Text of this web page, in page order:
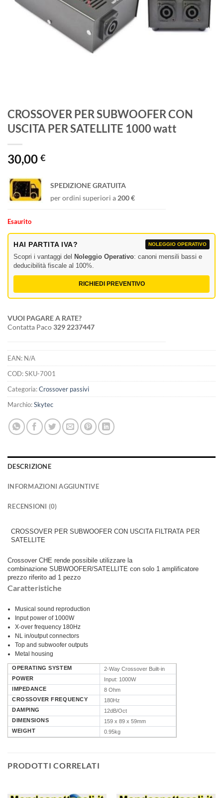
CROSSOVER PER SUBWOOFER CON
USCITA PER SATELLITE 1000 watt
30,00 €
SPEDIZIONE GRATUITA
per ordini superiori a200 €
Esaurito
HAI PARTITA IVA? NOLEGGIO OPERATIVO
Scopri i vantaggi del Noleggio Operativo: canoni mensili bassi e
deducibilità fiscale al 100%.
RICHIEDI PREVENTIVO
VUOI PAGARE A RATE?
Contatta Paco329 2237447
EAN: N/A
COD:SKU-7001
Categoria:Crossover passivi
Marchio:Skytec
DESCRIZIONE
INFORMAZIONI AGGIUNTIVE
RECENSIONI (0)
CROSSOVER PER SUBWOOFER CON USCITA FILTRATA PER
SATELLITE
Crossover CHE rende possibile utilizzare la
combinazione SUBWOOFER/SATELLITE con solo 1 amplificatore
prezzo riferito ad 1 pezzo
Caratteristiche
Musical sound reproduction
Input power of 1000W
X-over frequency 180Hz
NL in/output connectors
Top and subwoofer outputs
Metal housing
OPERATING SYSTEM
2-Way Crossover Built-in
POWER
Input: 1000W
IMPEDANCE
8 Ohm
CROSSOVER FREQUENCY
180Hz
DAMPING
12dB/Oct
DIMENSIONS
159 x 89 x 59mm
WEIGHT
0.95kg
PRODOTTI CORRELATI